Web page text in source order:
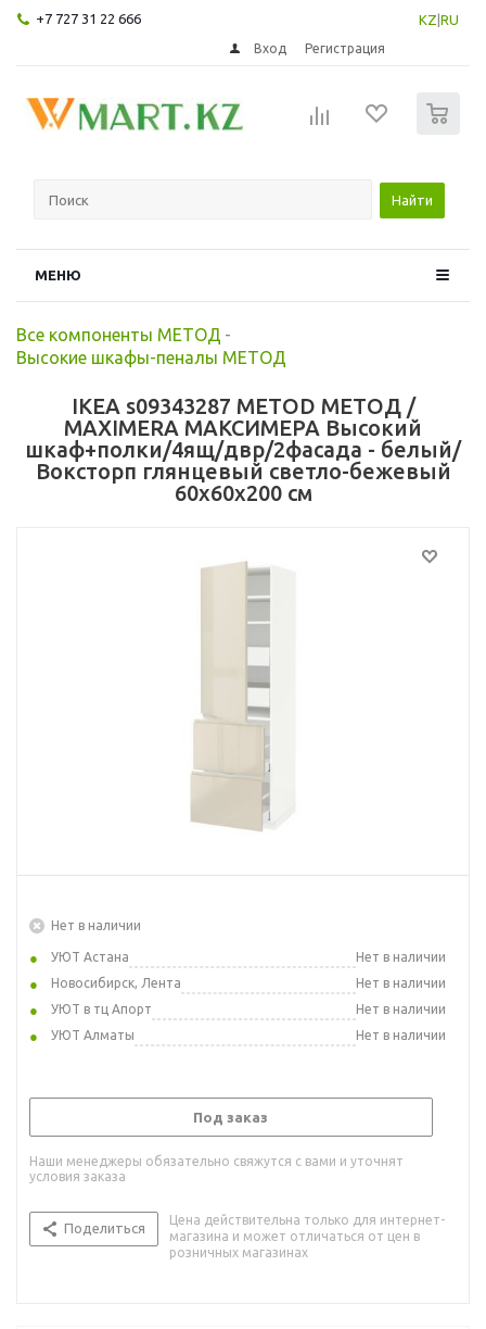
+7 727 31 22 666 KZ RU
Вход Регистрация
Найти
МЕНЮ
Все компоненты МЕТОД -
Высокие шкафы-пеналы МЕТОД
IKEA s09343287 METOD МЕТОД /
MAXIMERA МАКСИМЕРА Высокий
шкаф+полки/4ящ/двр/2фасада - белый/
Воксторп глянцевый светло-бежевый
60x60x200 см
Нет в наличии
УЮТ Астана
Нет в наличии
Новосибирск, Лента
Нет в наличии
УЮТ в тц Апорт
Нет в наличии
УЮТ Алматы
Нет в наличии
Под заказ
Наши менеджеры обязательно свяжутся с вами и уточнят
условия заказа
Поделиться
Цена действительна только для интернет-
магазина и может отличаться от цен в
розничных магазинах